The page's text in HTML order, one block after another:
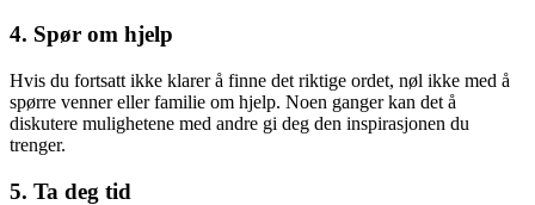
4. Spør om hjelp
Hvis du fortsatt ikke klarer å finne det riktige ordet, nøl ikke med å
spørre venner eller familie om hjelp. Noen ganger kan det å
diskutere mulighetene med andre gi deg den inspirasjonen du
trenger.
5. Ta deg tid